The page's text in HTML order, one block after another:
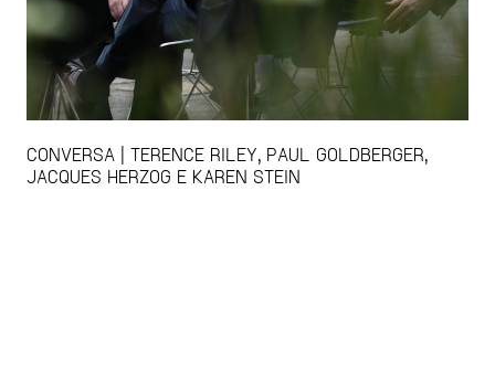
CONVERSA | TERENCE RILEY, PAUL GOLDBERGER,
JACQUES HERZOG E KAREN STEIN